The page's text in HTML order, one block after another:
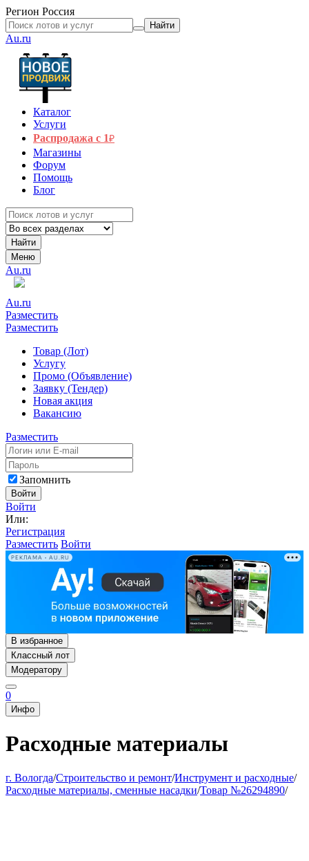
Регион Россия
Найти
Au.ru
Каталог
Услуги
Распродажа с 1₽
Магазины
Форум
Помощь
Блог
Найти
Меню
Au.ru
Au.ru
Разместить
Разместить
Товар (Лот)
Услугу
Промо (Объявление)
Заявку (Тендер)
Новая акция
Вакансию
Разместить
Запомнить
Войти
Войти
Или:
Регистрация
Разместить Войти
РЕКЛАМА • AU.RU
В избранное
Классный лот
Модератору
0
Инфо
Расходные материалы
г. Вологда/Строительство и ремонт/Инструмент и расходные/
Расходные материалы, сменные насадки/Товар №26294890/